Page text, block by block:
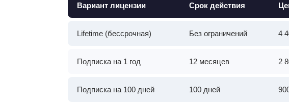
Вариант лицензии Срок действия
Lifetime (бессрочная) Без ограничений 4
Подписка на 1 год 12 месяцев 2
Подписка на 100 дней 100 дней